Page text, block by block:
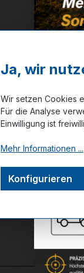
Bewertungen
Ja, wir
Wir setzen Cookies
Für die Analyse
Einwilligung ist
Mehr Informationen ...
Konfigurieren